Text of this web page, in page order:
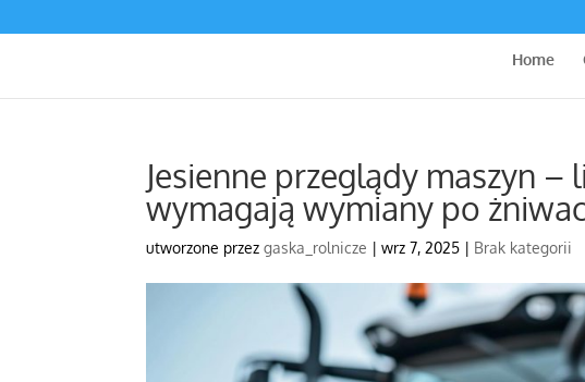
Home
Jesienne przeglądy maszyn –
wymagają wymiany po
utworzone przezgaska_rolnicze |wrz 7, 2025 | Brak kategorii